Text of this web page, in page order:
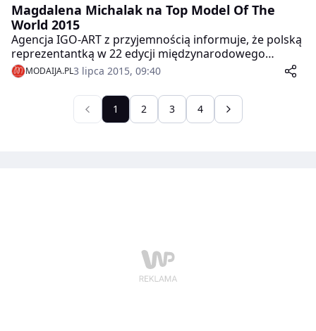
Magdalena Michalak na Top Model Of The
World 2015
Agencja IGO-ART z przyjemnością informuje, że polską
reprezentantką w 22 edycji międzynarodowego
konkursu piękności Top Model Of The World 2015
będzie Miss Polonia Województwa Łódzkiego 2014 i
finalistka międzynarodowego konkursu Miss
Intercontinental 2014, Magdalena Michalak. Finał
konkursu odbędzie się 4 września w Egipcie.
MODAIJA.PL3 lipca 2015, 09:40
1 2 3 4